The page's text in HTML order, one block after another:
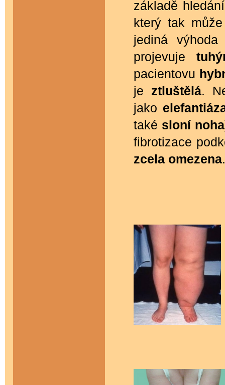
základě
který tak
jediná
projevuje
pacientovu
je ztluštělá.
jako
také sloní noha
fibrotizace
zcela omezena.